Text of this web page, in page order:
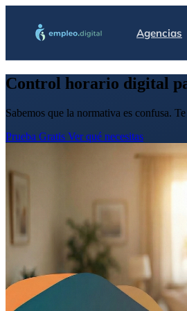
Agencias
Control horario digital
Sabemos que la normativa es confusa.
Prueba Gratis Ver qué necesitas